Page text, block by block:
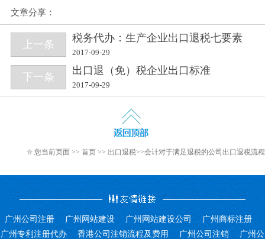
文章分享：
上一条
税务代办：生产企业出口退税七要素
2017-09-29
下一条
出口退（免）税企业出口标准
2017-09-29
您当前页面 >> 首页 >> 出口退税>>会计对于满足退税的公司出口退税流程
广州公司注册 广州网站建设 广州网站建设公司
广州商标注册
广州专利注册代办
香港公司注销流程及费用 广州公司注销
广州公